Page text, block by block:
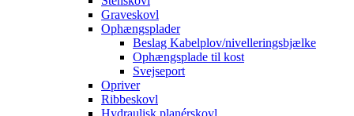
Graveskovl
Ophængsplader
Beslag Kabelplov/nivelleringsbjælke
Ophængsplade til kost
Svejseport
Opriver
Ribbeskovl
Hydraulisk planérskovl